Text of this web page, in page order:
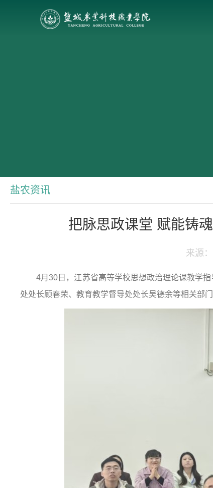
盐农资讯
把脉思政课堂 赋能铸
来源
4月30日，江苏省高等学校思想政治理论课教学指
处处长顾春荣、教育教学督导处处长吴德余等相关部